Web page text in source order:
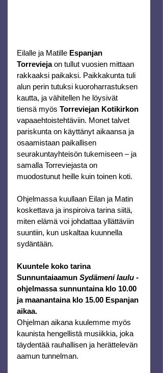
Eilalle ja Matille Espanjan
Torrevieja on tullut vuosien mittaan
rakkaaksi paikaksi. Paikkakunta tuli
alun perin tutuksi kuoroharrastuksen
kautta, ja vähitellen he löysivät
tiensä myös Torreviejan Kotikirkon
vapaaehtoistehtäviin. Monet talvet
pariskunta on käyttänyt aikaansa ja
osaamistaan paikallisen
seurakuntayhteisön tukemiseen – ja
samalla Torreviejasta on
muodostunut heille kuin toinen koti.
Ohjelmassa kuullaan Eilan ja Matin
koskettava ja inspiroiva tarina siitä,
miten elämä voi johdattaa yllättäviin
suuntiin, kun uskaltaa kuunnella
sydäntään.
Kuuntele koko tarina
Sunnuntaiaamun Sydämeni laulu -
ohjelmassa sunnuntaina klo 10.00
ja maanantaina klo 15.00 Espanjan
aikaa.
Ohjelman aikana kuulemme myös
kaunista hengellistä musiikkia, joka
täydentää rauhallisen ja herättelevän
aamun tunnelman.